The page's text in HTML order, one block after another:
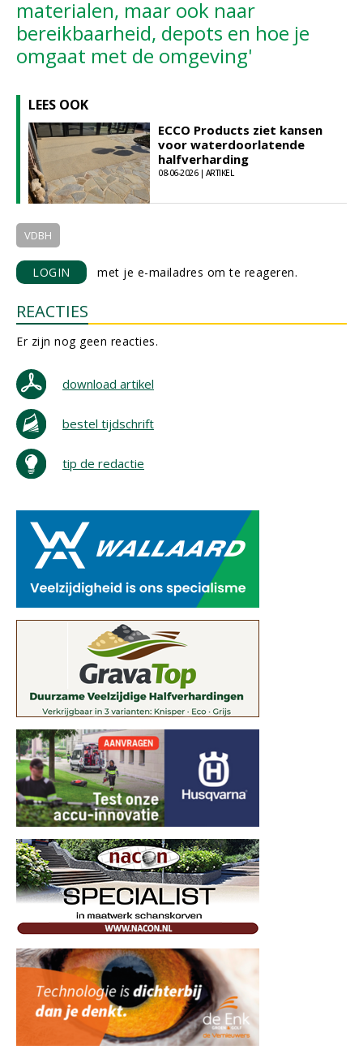
materialen, maar ook naar
bereikbaarheid, depots en hoe je
omgaat met de omgeving'
LEES OOK
ECCO Products ziet kansen
voor waterdoorlatende
halfverharding
08-06-2026 | ARTIKEL
VDBH
LOGIN met je e-mailadres om te reageren.
REACTIES
Er zijn nog geen reacties.
download artikel
bestel tijdschrift
tip de redactie